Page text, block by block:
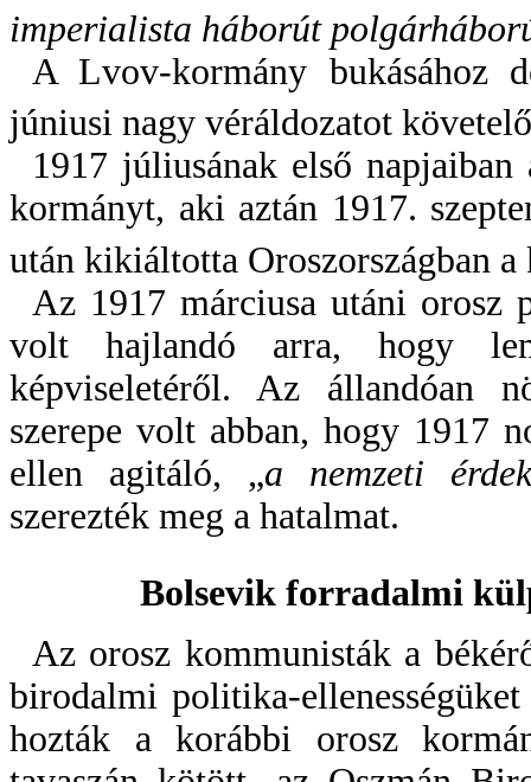
imperialista háborút
A Lvov-kormány bukásához
júniusi nagy véráldozatot
1917 júliusának első
kormányt, aki aztán 1917.
után kikiáltotta Oroszországban a
Az 1917 márciusa utáni orosz
volt hajlandó arra, hogy
képviseletéről. Az állandóan
szerepe volt abban, hogy 1917
ellen agitáló, „a nemzeti
szerezték meg a hatalmat.
Bolsevik forradalmi
Az orosz kommunisták a
birodalmi politika-
hozták a korábbi orosz